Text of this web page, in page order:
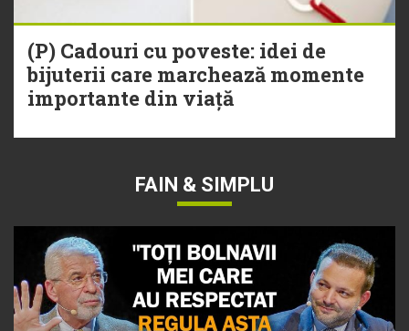
(P) Cadouri cu poveste: idei de
bijuterii care marchează momente
importante din viață
FAIN & SIMPLU